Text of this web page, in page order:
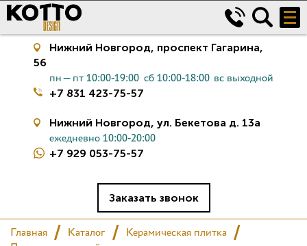
Керамическая плитка
Салон
Нижний Новгород, проспект Гагарина,
56
пн—пт 10:00-19:00 сб 10:00-18:00 вс выходной
+7 831 423-75-57
Нижний Новгород, ул. Бекетова д. 13а
ежедневно 10:00-20:00
+7 929 053-75-57
Заказать звонок
Главная Каталог
Керамическая плитка